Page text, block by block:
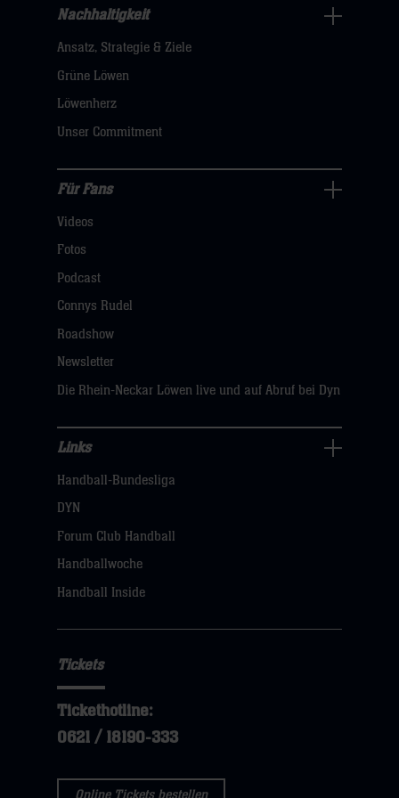
Nachhaltigkeit
Navigation
öffnen,
dann
hier
Nachhaltigkeit
Ansatz, Strategie & Ziele
Grüne Löwen
Löwenherz
Unser Commitment
Fans
Navigation
öffnen,
dann
hier
Für Fans
Videos
Fotos
Podcast
Connys Rudel
Roadshow
Newsletter
Die Rhein-Neckar Löwen live und auf Abruf bei Dyn
Navigation
öffnen,
dann
klicken
Links
Handball-Bundesliga
DYN
Forum Club Handball
Handballwoche
Handball Inside
Tickets
Tickethotline:
0621 / 18190-333
Online Tickets bestellen